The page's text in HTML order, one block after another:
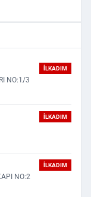
İLKADIM
NO:1/3
İLKADIM
İLKADIM
NO:2